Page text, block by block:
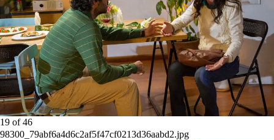
19 of46
98300_79abf6a4d6c2af5f47cf0213d36aabd2.jpg